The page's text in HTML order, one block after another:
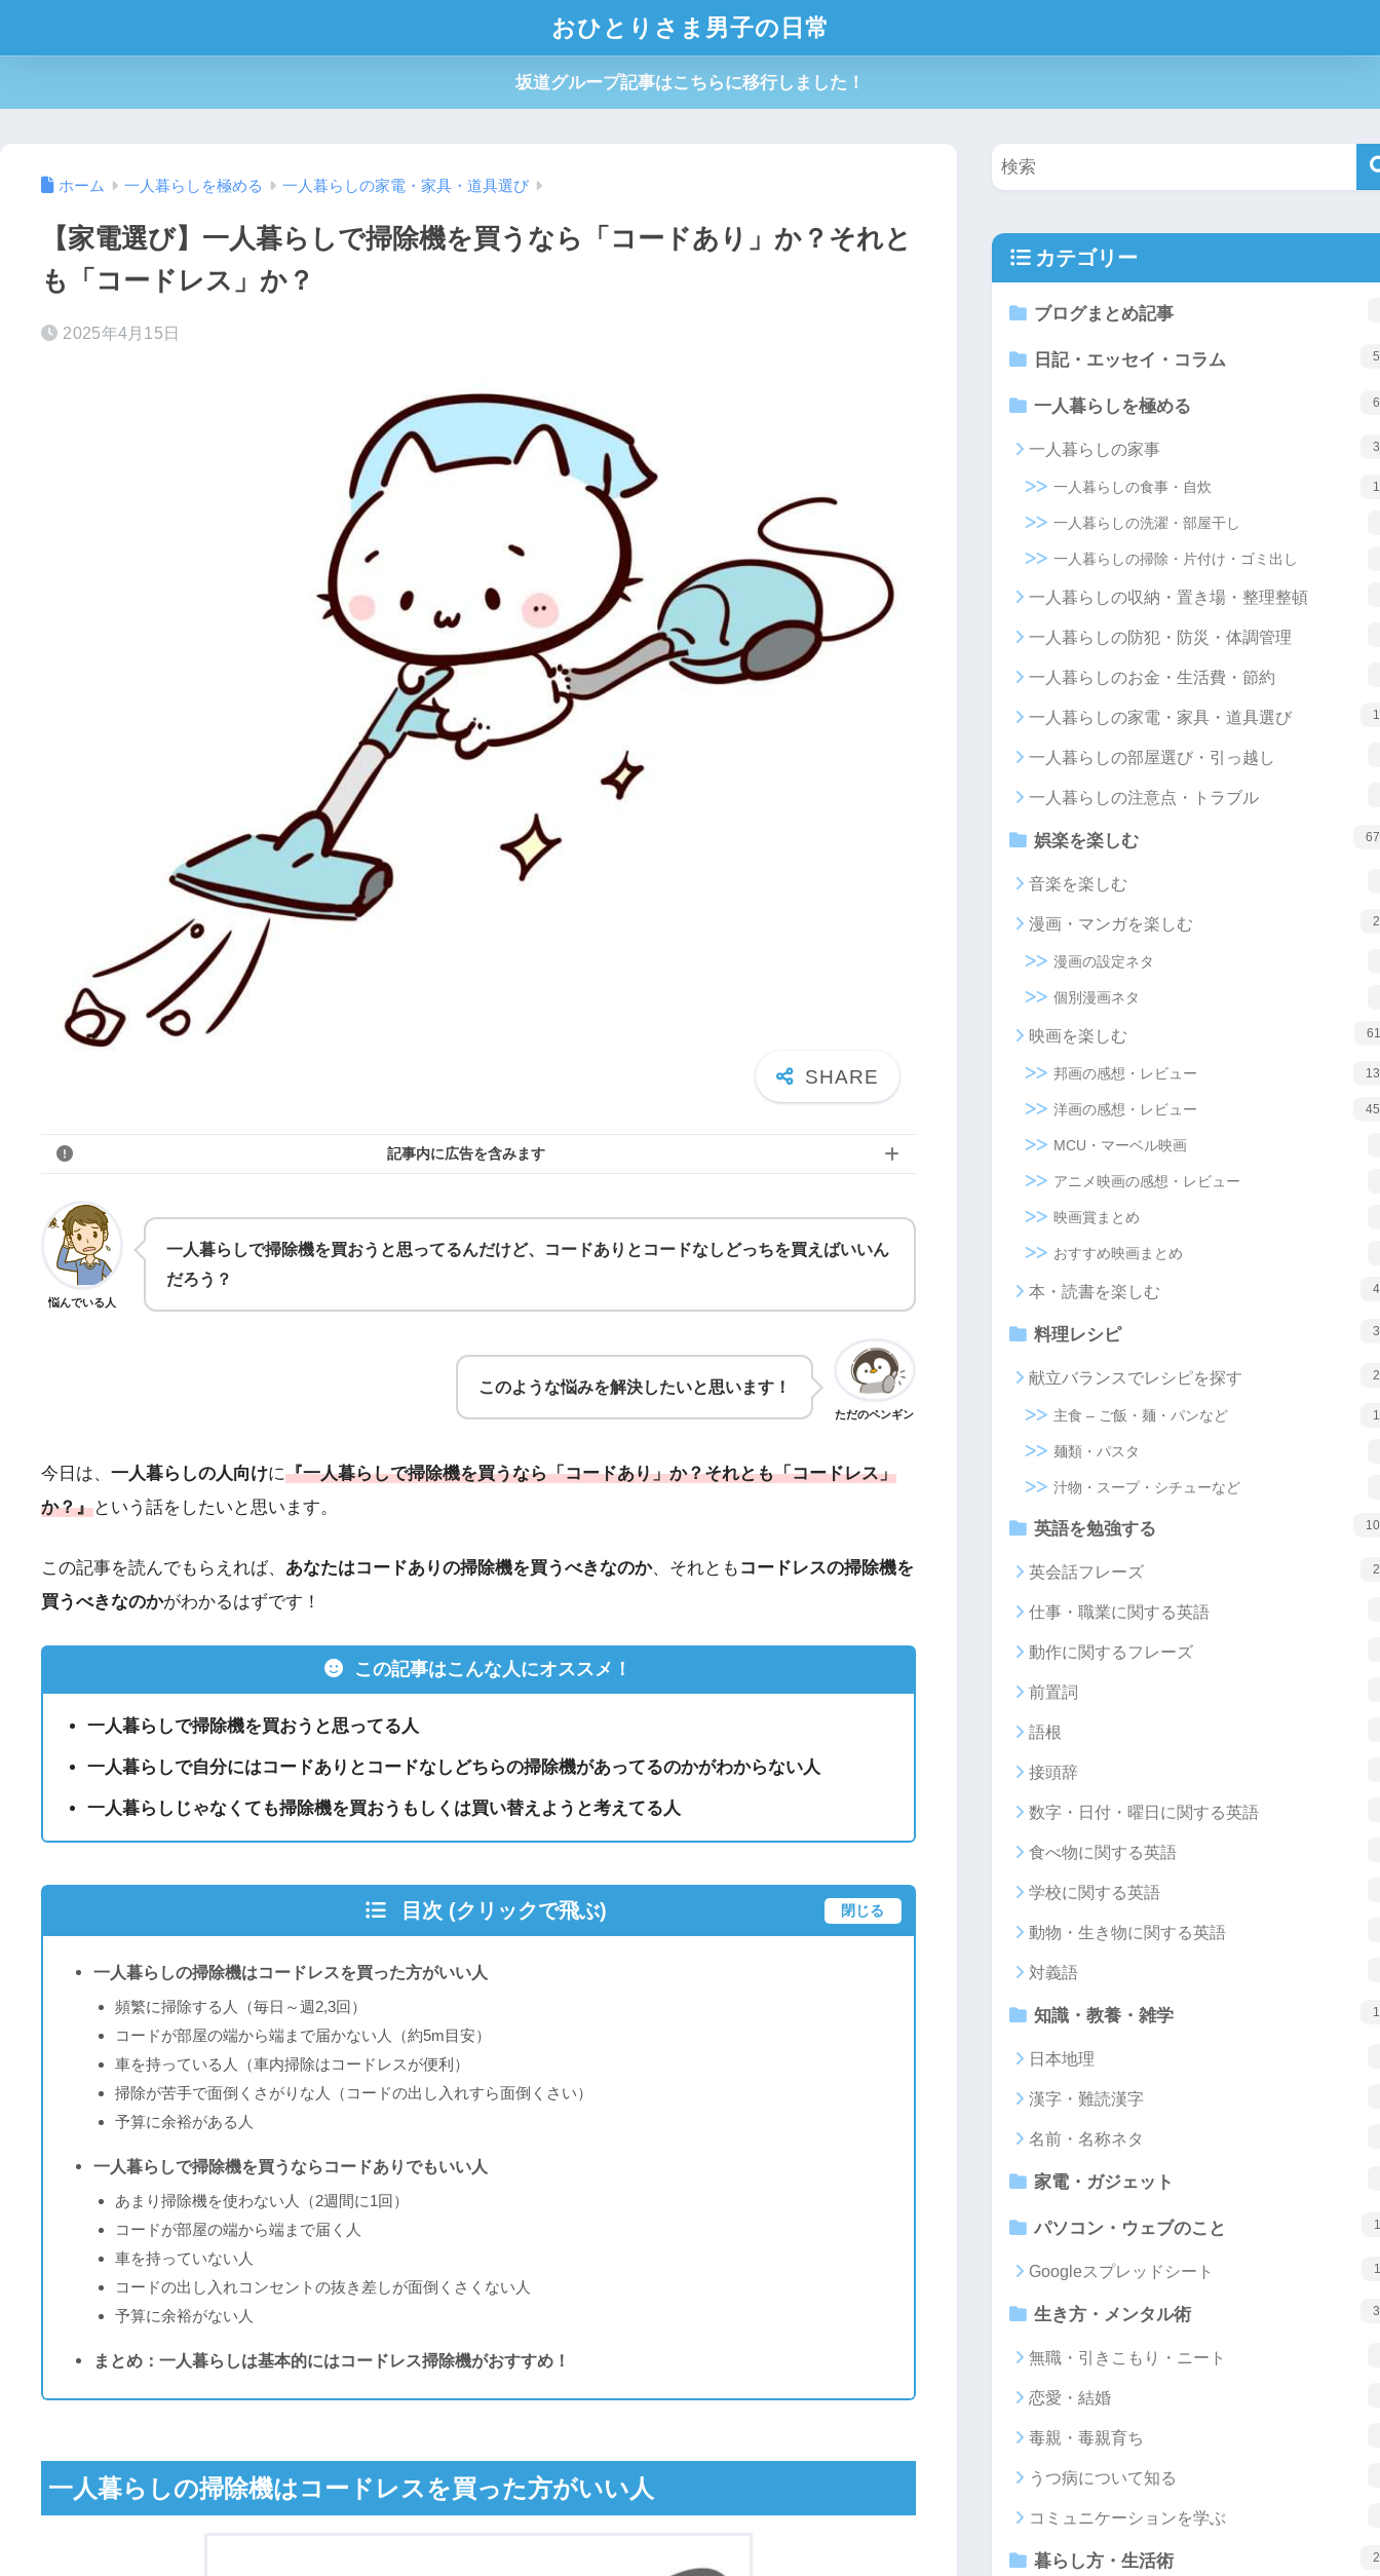
おひとりさま男子の日常
坂道グループ記事はこちらに移行しました！
ホーム 一人暮らしを極める 一人暮らしの家電・家具・道具選び
【家電選び】一人暮らしで掃除機を買うなら「コードあり」か？それと
も「コードレス」か？
2025年4月15日
記事内に広告を含みます
悩んでいる人
一人暮らしで掃除機を買おうと思ってるんだけど、コードありとコードなしどっちを買えばいいん
だろう？
ただのペンギン
このような悩みを解決したいと思います！
今日は、 一人暮らしの人向けに『一人暮らしで掃除機を買うなら「コードあり」か？それとも「コードレス」
か？』という話をしたいと思います。
この記事を読んでもらえれば、 あなたはコードありの掃除機を買うべきなのか、それとも コードレスの掃除機を
買うべきなのかがわかるはずです！
この記事はこんな人にオススメ！
一人暮らしで掃除機を買おうと思ってる人
一人暮らしで自分にはコードありとコードなしどちらの掃除機があってるのかがわからない人
一人暮らしじゃなくても掃除機を買おうもしくは買い替えようと考えてる人
目次 (クリックで飛ぶ) 閉じる
一人暮らしの掃除機はコードレスを買った方がいい人
頻繁に掃除する人（毎日～週2,3回）
コードが部屋の端から端まで届かない人（約5m目安）
車を持っている人（車内掃除はコードレスが便利）
掃除が苦手で面倒くさがりな人（コードの出し入れすら面倒くさい）
予算に余裕がある人
一人暮らしで掃除機を買うならコードありでもいい人
あまり掃除機を使わない人（2週間に1回）
コードが部屋の端から端まで届く人
車を持っていない人
コードの出し入れコンセントの抜き差しが面倒くさくない人
予算に余裕がない人
まとめ：一人暮らしは基本的にはコードレス掃除機がおすすめ！
一人暮らしの掃除機はコードレスを買った方がいい人
カテゴリー
ブログまとめ記事
日記・エッセイ・コラム
一人暮らしを極める
一人暮らしの家事
一人暮らしの食事・自炊
一人暮らしの洗濯・部屋干し
一人暮らしの掃除・片付け・ゴミ出し
一人暮らしの収納・置き場・整理整頓
一人暮らしの防犯・防災・体調管理
一人暮らしのお金・生活費・節約
一人暮らしの家電・家具・道具選び
一人暮らしの部屋選び・引っ越し
一人暮らしの注意点・トラブル
娯楽を楽しむ
音楽を楽しむ
漫画・マンガを楽しむ
漫画の設定ネタ
個別漫画ネタ
映画を楽しむ
邦画の感想・レビュー
洋画の感想・レビュー
MCU・マーベル映画
アニメ映画の感想・レビュー
映画賞まとめ
おすすめ映画まとめ
本・読書を楽しむ
料理レシピ
献立バランスでレシピを探す
主食 – ご飯・麺・パンなど
麺類・パスタ
汁物・スープ・シチューなど
英語を勉強する
英会話フレーズ
仕事・職業に関する英語
動作に関するフレーズ
前置詞
語根
接頭辞
数字・日付・曜日に関する英語
食べ物に関する英語
学校に関する英語
動物・生き物に関する英語
対義語
知識・教養・雑学
日本地理
漢字・難読漢字
名前・名称ネタ
家電・ガジェット
パソコン・ウェブのこと
Googleスプレッドシート
生き方・メンタル術
無職・引きこもり・ニート
恋愛・結婚
毒親・毒親育ち
うつ病について知る
コミュニケーションを学ぶ
暮らし方・生活術